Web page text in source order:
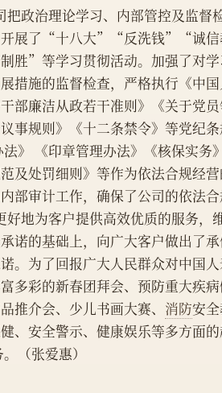
把政治理论学习、内部管控及监督
开展了“十八大”“反洗钱”“诚
胜”等学习贯彻活动。加强了对学
措施的监督检查，严格执行《中
部廉洁从政若干准则》《关于党
事规则》《十二条禁令》等党纪
》 《印章管理办法》《核保实务
及处罚细则》等作为依法合规经
部审计工作，确保了公司的依法合
好地为客户提供高效优质的服务，
诺的基础上，向广大客户做出了承
。为了回报广大人民群众对中国人
多彩的新春团拜会、预防重大疾病
推介会、少儿书画大赛、 消防安
、安全警示、健康娱乐等多方面
（张爱惠）